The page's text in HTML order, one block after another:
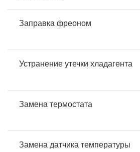
Заправка фреоном
Устранение утечки хладагента
Замена термостата
Замена датчика температуры